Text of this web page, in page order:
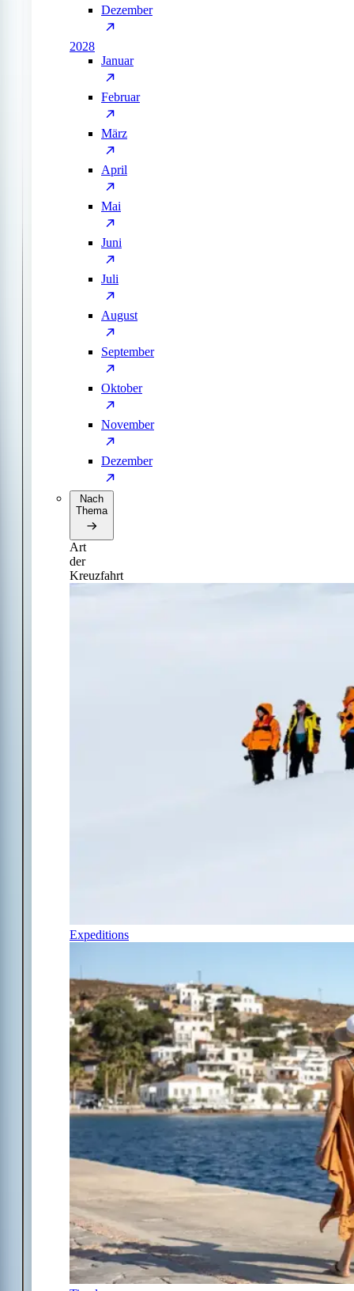
Dezember
2028
Januar
Februar
März
April
Mai
Juni
Juli
August
September
Oktober
November
Dezember
Nach
Thema
Art
der
Kreuzfahrt
Expeditions